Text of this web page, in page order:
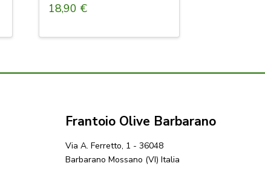
18,90 €
Frantoio Olive Barbarano
Via A. Ferretto, 1 - 36048
Barbarano Mossano (VI) Italia